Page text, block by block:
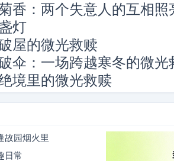
香：两个失意人的互相照
灯
屋的微光救赎
伞：一场跨越寒冬的微光
境里的微光救赎
故园烟火里
日常